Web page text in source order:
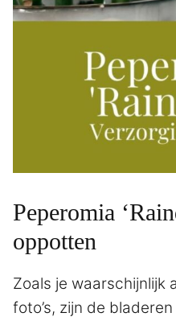
Peperomia
oppotten
Zoals je waarschijnlijk
foto’s, zijn de